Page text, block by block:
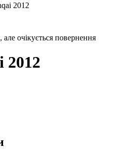
2012
очікується повернення
2012